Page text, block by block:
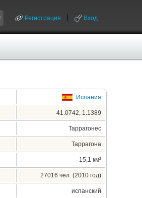
Регистрация Вход
Испания
41.0742, 1.1389
Таррагонес
Таррагона
15,1 км²
27016 чел. (2010 год)
испанский